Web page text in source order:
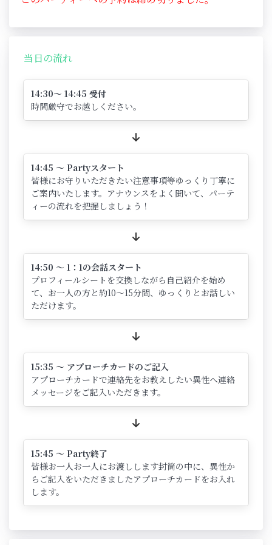
当日の流れ
14:30～ 14:45 受付
時間厳守でお越しください。
14:45 ～ Partyスタート
皆様にお守りいただきたい注意事項等ゆっくり丁寧に
ご案内いたします。アナウンスをよく聞いて、パーテ
ィーの流れを把握しましょう！
14:50 ～ 1：1の会話スタート
プロフィールシートを交換しながら自己紹介を始め
て、お一人の方と約10～15分間、ゆっくりとお話しい
ただけます。
15:35 ～ アプローチカードのご記入
アプローチカードで連絡先をお教えしたい異性へ連絡
メッセージをご記入いただきます。
15:45 ～ Party終了
皆様お一人お一人にお渡しします封筒の中に、異性か
らご記入をいただきましたアプローチカードをお入れ
します。